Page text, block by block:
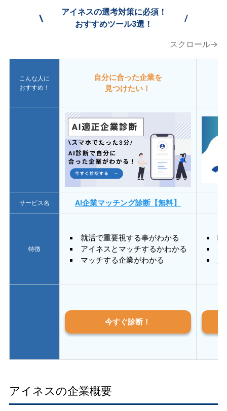
\
アイネスの選考対策に必須！
おすすめツール3選！
/
スクロール→
こんな人に
おすすめ！
自分に合った企業を
見つけたい！
サービス名 AI企業マッチング診断【無料】
特徴
就活で重要視する事がわかる
アイネスとマッチするかわかる
マッチする企業がわかる
質
今すぐ診断！
アイネスの企業概要